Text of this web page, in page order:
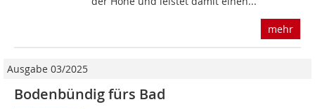
mehr
Ausgabe 03/2025
Bodenbündig fürs Bad